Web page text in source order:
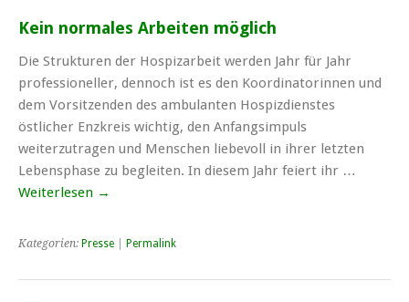
Kein normales Arbeiten möglich
Die Strukturen der Hospizarbeit werden Jahr für Jahr
professioneller, dennoch ist es den Koordinatorinnen und
dem Vorsitzenden des ambulanten Hospizdienstes
östlicher Enzkreis wichtig, den Anfangsimpuls
weiterzutragen und Menschen liebevoll in ihrer letzten
Lebensphase zu begleiten. In diesem Jahr feiert ihr …
Weiterlesen →
Kategorien: Presse Permalink